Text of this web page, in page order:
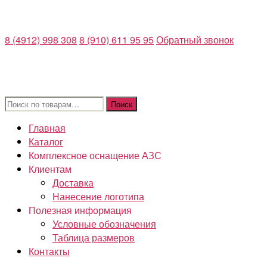
содержимому
8 (4912) 998 308 8 (910) 611 95 95Обратный звонок
Искать: Поиск
Главная
Каталог
Комплексное оснащение АЗС
Клиентам
Доставка
Нанесение логотипа
Полезная информация
Условные обозначения
Таблица размеров
Контакты